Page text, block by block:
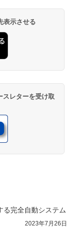
表示させる
スレターを受け取
る完全自動システム
2023年7月26日